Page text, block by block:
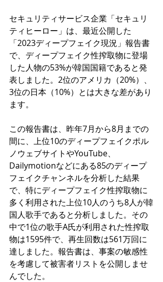
セキュリティサービス企業「セキュリ
ティヒーロー」は、最近公開した
「2023ディープフェイク現況」報告書
で、ディープフェイク性搾取物に登場
した人物の53%が韓国国籍であると発
表しました。2位のアメリカ（20%）、
3位の日本（10%）とは大きな差があり
ます。
この報告書は、昨年7月から8月までの
間に、上位10のディープフェイクポル
ノウェブサイトやYouTube、
Dailymotionなどにある85のディープ
フェイクチャンネルを分析した結果
で、特にディープフェイク性搾取物に
多く利用された上位10人のうち8人が韓
国人歌手であると分析しました。その
中で1位の歌手A氏が利用された性搾取
物は1595件で、再生回数は561万回に
達しました。報告書は、事案の敏感性
を考慮して被害者リストを公開しませ
んでした。